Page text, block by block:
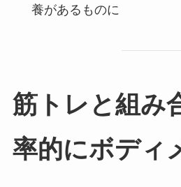
養があるものに
筋トレと組み
率的にボディ